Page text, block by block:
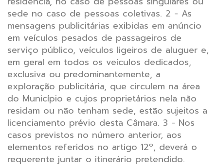
sede no caso de pessoas coletivas. 2 - As
mensagens publicitárias exibidas em anúncio
em veículos pesados de passageiros de
serviço público, veículos ligeiros de aluguer e,
em geral em todos os veículos dedicados,
exclusiva ou predominantemente, a
exploração publicitária, que circulem na área
do Município e cujos proprietários nela não
residam ou não tenham sede, estão sujeitos a
licenciamento prévio desta Câmara. 3 - Nos
casos previstos no número anterior, aos
elementos referidos no artigo 12º, deverá o
requerente juntar o itinerário pretendido.